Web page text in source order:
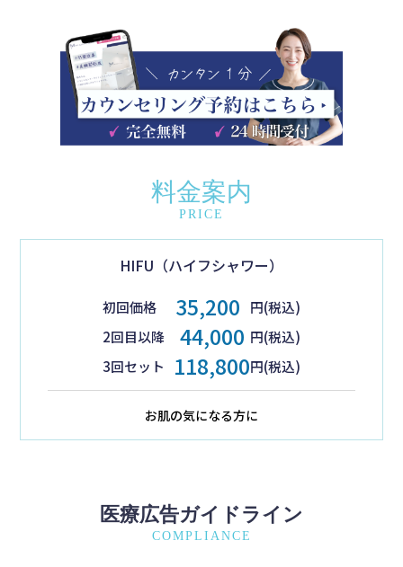
料金案内
PRICE
HIFU（ハイフシャワー）
初回価格 35,200
円(税込)
2回目以降
44,000 円(税込)
3回セット
118,800円(税込)
お肌の気になる方に
医療広告ガイドライン
COMPLIANCE